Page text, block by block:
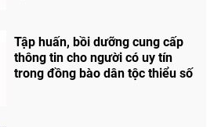
Tập huấn, bồi dưỡng cung cấp
thông tin cho người có uy tín
trong đồng bào dân tộc thiểu số